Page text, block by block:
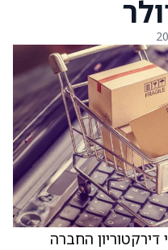
דירקטוריון החברה